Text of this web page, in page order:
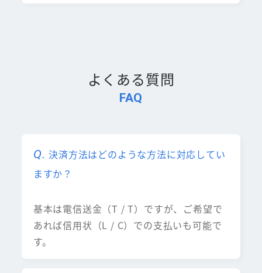
FAQ
よくある質問
決済方法はどのような方法に対応してい
ますか？
基本は電信送金（T / T）ですが、ご希望で
あれば信用状（L / C）での支払いも可能で
す。